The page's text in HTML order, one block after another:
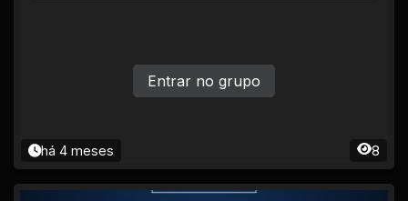
há 4 meses 8
Entrar no grupo